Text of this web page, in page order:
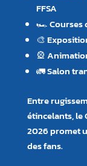
FFSA
🏎️ Courses
🎨
🎡
🚛 Salon
Entre
étincelants, le
2026 promet
des fans.